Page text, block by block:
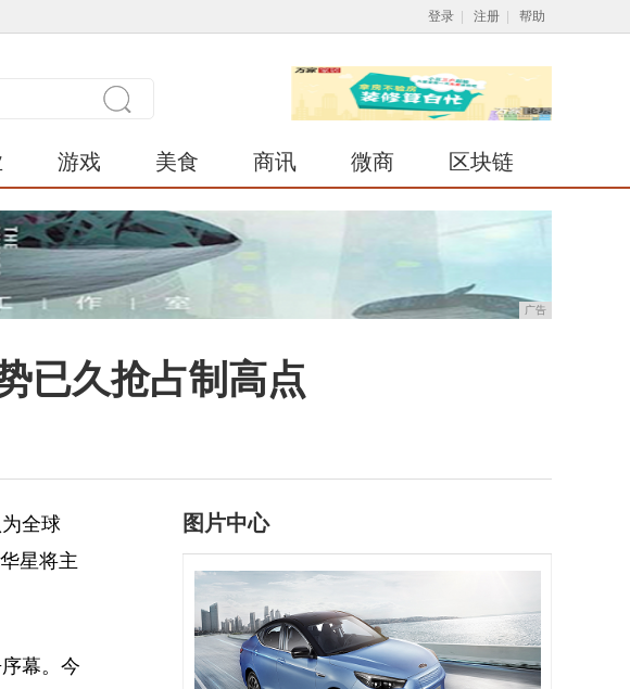
登录 注册 帮助
游戏 美食 商讯 微商 区块链
广告
已久抢占制高点
全球
星将主
幕。今
图片中心